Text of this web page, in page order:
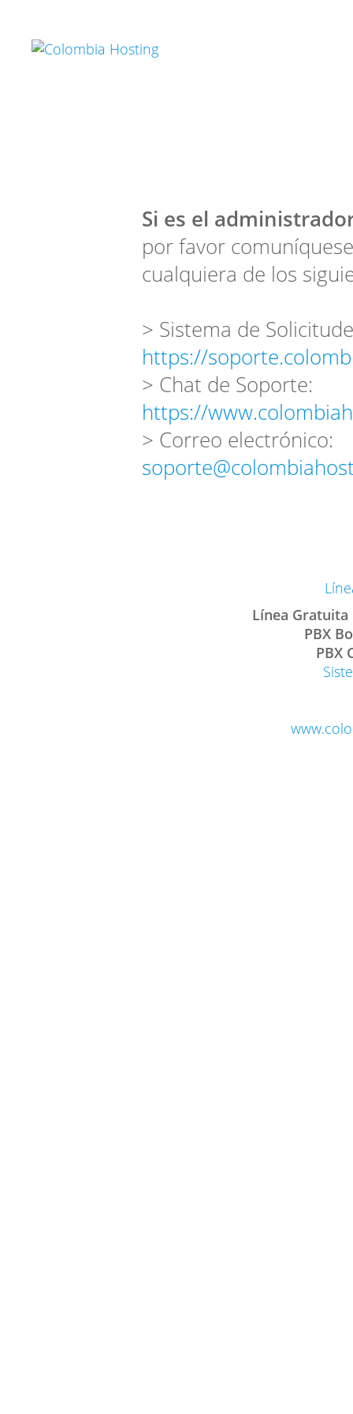
Si es el
por favor
cualquiera de los
> Sistema de
https://
> Chat de Soporte:
https://
> Correo electrónico:
Línea Gratuita
PBX
PBX